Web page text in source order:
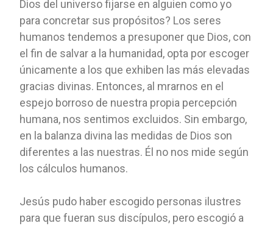
Dios del universo fijarse en alguien como yo
para concretar sus propósitos? Los seres
humanos tendemos a presuponer que Dios, con
el fin de salvar a la humanidad, opta por escoger
únicamente a los que exhiben las más elevadas
gracias divinas. Entonces, al mrarnos en el
espejo borroso de nuestra propia percepción
humana, nos sentimos excluidos. Sin embargo,
en la balanza divina las medidas de Dios son
diferentes a las nuestras. Él no nos mide según
los cálculos humanos.
Jesús pudo haber escogido personas ilustres
para que fueran sus discípulos, pero escogió a